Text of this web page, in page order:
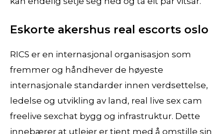
Eskorte akershus real escorts oslo
RICS er en internasjonal organisasjon som
fremmer og håndhever de høyeste
internasjonale standarder innen verdsettelse,
ledelse og utvikling av land, real live sex cam
freelive sexchat bygg og infrastruktur. Dette
innebærer at utleier er tjent med å omstille sin